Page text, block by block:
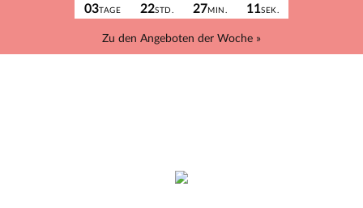
03TAGE 22STD. 27MIN. 11SEK.
Zu den Angeboten der Woche »